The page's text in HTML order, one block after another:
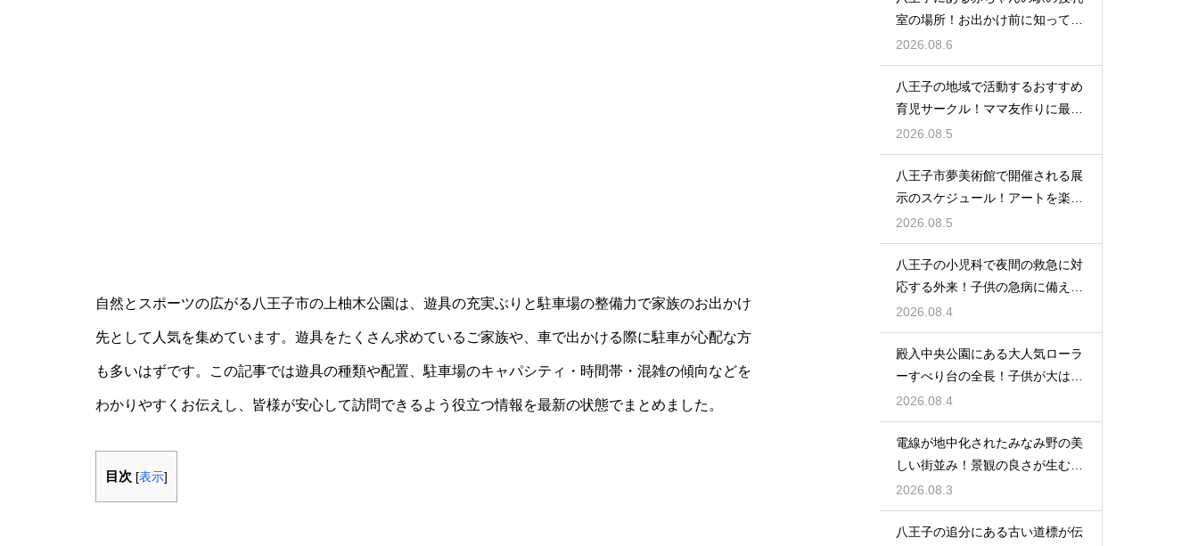
自然とスポーツの広がる八王子市の上柚木公園は、遊具の充実ぶりと駐車場の整備力で家族のお出かけ
先として人気を集めています。遊具をたくさん求めているご家族や、車で出かける際に駐車が心配な方
も多いはずです。この記事では遊具の種類や配置、駐車場のキャパシティ・時間帯・混雑の傾向などを
わかりやすくお伝えし、皆様が安心して訪問できるよう役立つ情報を最新の状態でまとめました。
目次 [表示]
室の場所！お出かけ前に知ってお
きたい事
2026.08.6
八王子の地域で活動するおすすめ
育児サークル！ママ友作りに最適
な場所
2026.08.5
八王子市夢美術館で開催される展
示のスケジュール！アートを楽し
む休日の旅
2026.08.5
八王子の小児科で夜間の救急に対
応する外来！子供の急病に備える
安心情報
2026.08.4
殿入中央公園にある大人気ローラ
ーすべり台の全長！子供が大はし
ゃぎの遊具
2026.08.4
電線が地中化されたみなみ野の美
しい街並み！景観の良さが生む住
みやすさ
2026.08.3
八王子の追分にある古い道標が伝